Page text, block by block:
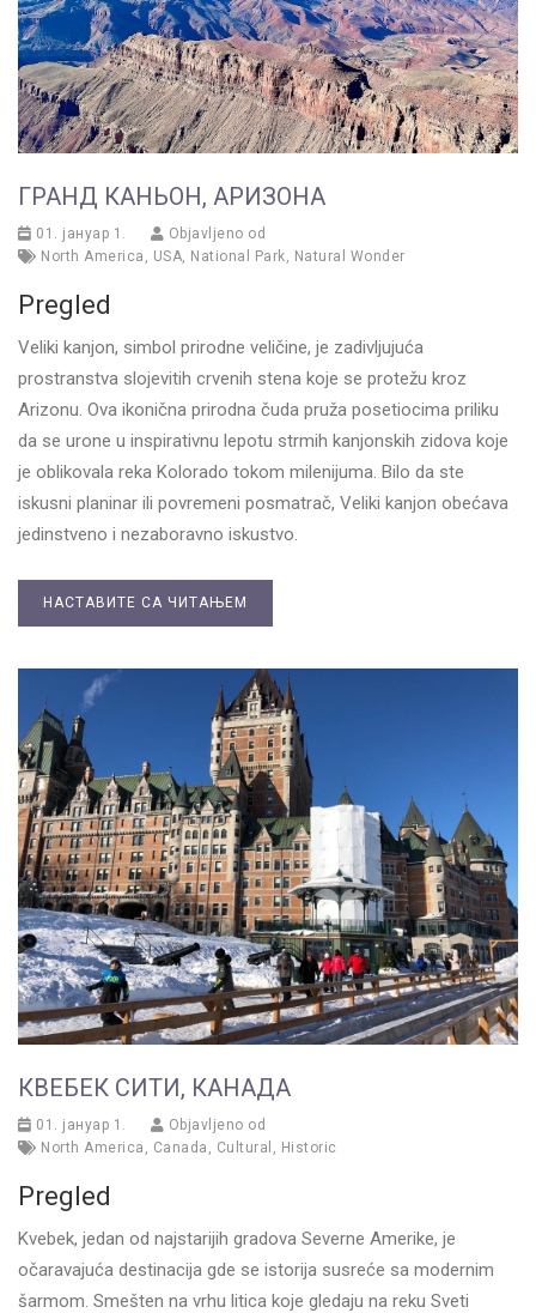
ГРАНД КАНЬОН, АРИЗОНА
01. јануар 1.
Objavljeno od
North America , USA, National Park, Natural Wonder
Pregled
Veliki kanjon, simbol prirodne veličine, je zadivljujuća
prostranstva slojevitih crvenih stena koje se protežu kroz
Arizonu. Ova ikonična prirodna čuda pruža posetiocima priliku
da se urone u inspirativnu lepotu strmih kanjonskih zidova koje
je oblikovala reka Kolorado tokom milenijuma. Bilo da ste
iskusni planinar ili povremeni posmatrač, Veliki kanjon obećava
jedinstveno i nezaboravno iskustvo.
НАСТАВИТЕ СА ЧИТАЊЕМ
КВЕБЕК СИТИ, КАНАДА
01. јануар 1.
Objavljeno od
North America
Canada Cultural Historic
Pregled
Kvebek, jedan od najstarijih gradova Severne Amerike, je
očaravajuća destinacija gde se istorija susreće sa modernim
šarmom. Smešten na vrhu litica koje gledaju na reku Sveti